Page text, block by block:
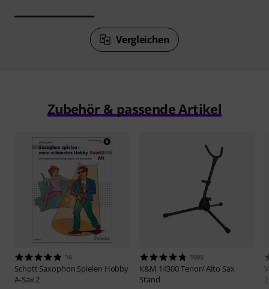
Vergleichen
Zubehör & passende Artikel
16
Schott Saxophon Spielen Hobby
A-Sax 2
1095
K&M 14300 Tenor/ Alto Sax
Stand